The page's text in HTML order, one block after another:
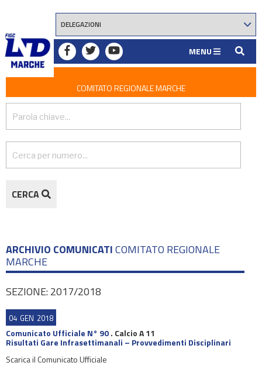
MENU
COMITATO REGIONALE MARCHE
CERCA
ARCHIVIO COMUNICATICOMITATO REGIONALE
MARCHE
SEZIONE: 2017/2018
04 GEN 2018
Comunicato Ufficiale N° 90. Calcio A 11
Risultati Gare Infrasettimanali – Provvedimenti Disciplinari
Scarica il Comunicato Ufficiale